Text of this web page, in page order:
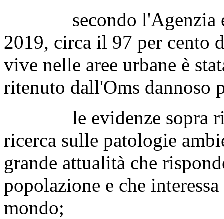
secondo l'Agenzia
2019, circa il 97 per cento
vive nelle aree urbane è
ritenuto dall'Oms dannoso
le evidenze sopra
ricerca sulle patologie
grande attualità che
popolazione e che
mondo;